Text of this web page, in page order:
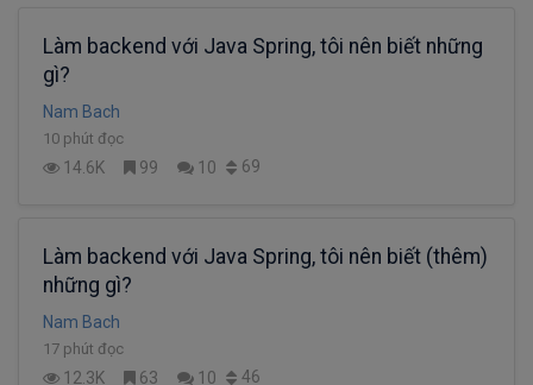
Làm backend với Java Spring, tôi nên biết những
gì?
Nam Bach
10 phút đọc
14.6K 99 10 69
Làm backend với Java Spring, tôi nên biết (thêm)
những gì?
Nam Bach
17 phút đọc
12.3K 63 10 46